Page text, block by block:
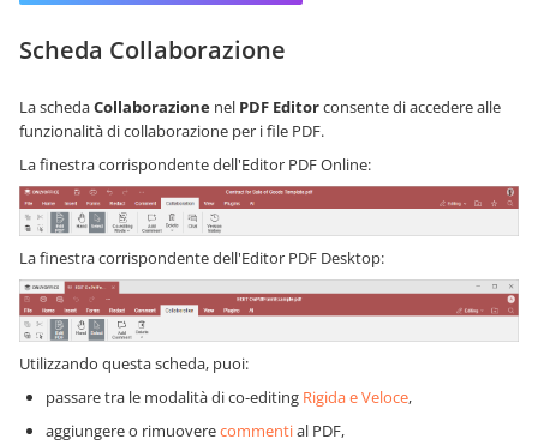
Scheda Collaborazione
La schedaCollaborazione nel PDF Editorconsente di accedere alle
funzionalità di collaborazione per i file PDF.
La finestra corrispondente dell'Editor PDF Online:
La finestra corrispondente dell'Editor PDF Desktop:
Utilizzando questa scheda, puoi:
passare tra le modalità di co-editing Rigida e Veloce,
aggiungere o rimuoverecommential PDF,